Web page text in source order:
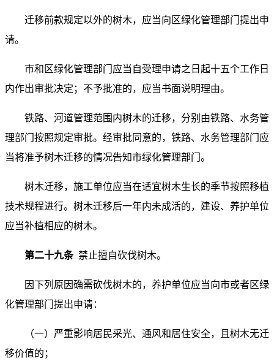
迁移前款规定以外的树木，应当向区绿化管理部门提出申
请。
市和区绿化管理部门应当自受理申请之日起十五个工作日
内作出审批决定；不予批准的，应当书面说明理由。
铁路、河道管理范围内树木的迁移，分别由铁路、水务管
理部门按照规定审批。经审批同意的，铁路、水务管理部门应
当将准予树木迁移的情况告知市绿化管理部门。
树木迁移，施工单位应当在适宜树木生长的季节按照移植
技术规程进行。树木迁移后一年内未成活的，建设、养护单位
应当补植相应的树木。
第二十九条 禁止擅自砍伐树木。
因下列原因确需砍伐树木的，养护单位应当向市或者区绿
化管理部门提出申请：
（一）严重影响居民采光、通风和居住安全，且树木无迁
移价值的；